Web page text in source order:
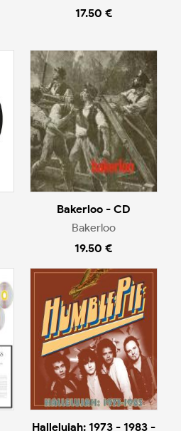
17.50 €
Bakerloo - CD
Bakerloo
19.50 €
Hallelujah: 1973 - 1983 -